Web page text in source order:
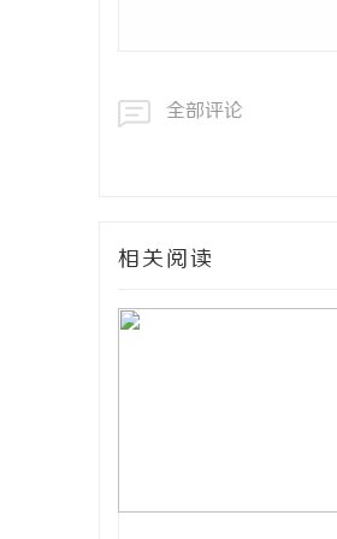
全部评论
相关阅读